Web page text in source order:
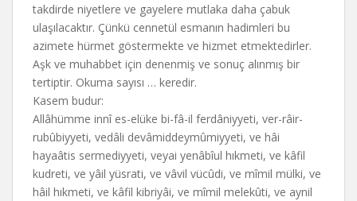
takdirde niyetlere ve gayelere mutlaka daha çabuk
ulaşılacaktır. Çünkü cennetül esmanın hadimleri bu
azimete hürmet göstermekte ve hizmet etmektedirler.
Aşk ve muhabbet için denenmiş ve sonuç alınmış bir
tertiptir. Okuma sayısı … keredir.
Kasem budur:
Allâhümme innî es-elüke bi-fâ-il ferdâniyyeti, ver-râir-
rubûbiyyeti, vedâli devâmiddeymûmiyyeti, ve hâi
hayaâtis sermediyyeti, veyai yenâbîul hıkmeti, ve kâfil
kudreti, ve yâil yüsrati, ve vâvil vücûdi, ve mîmil mülki, ve
hâil hıkmeti, ve kâfil kibriyâi, ve mîmil melekûti, ve aynil